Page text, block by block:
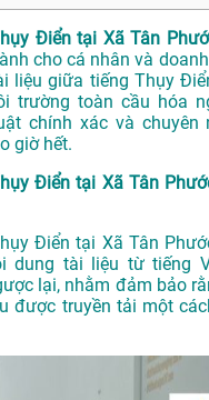
Điển tại Xã Tân
cho cá nhân và
liệu giữa tiếng Thụy
trường toàn cầu hóa
chính xác và chuyên
giờ hết.
Điển tại Xã Tân
Điển tại Xã Tân
dung tài liệu từ tiếng
lại, nhằm đảm bảo
được truyền tải một